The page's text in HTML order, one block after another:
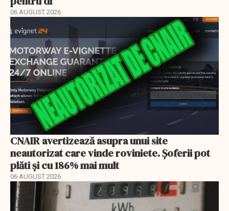
06 AUGUST 2026
CNAIR avertizează asupra unui site
neautorizat care vinde roviniete. Șoferii pot
plăti și cu 186% mai mult
06 AUGUST 2026